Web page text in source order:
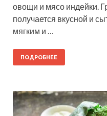
овощи и мясо индейки.
получается вкусной и
мягким и …
ПОДРОБНЕЕ